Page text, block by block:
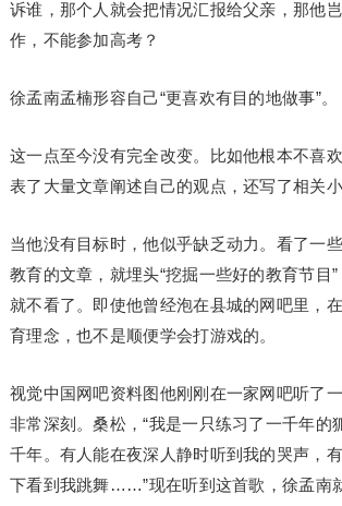
诉谁，那个人就会把情况汇报给父亲，那他
作，不能参加高考？
徐孟南孟楠形容自己“更喜欢有目的地做事”。
这一点至今没有完全改变。比如他根本不喜
表了大量文章阐述自己的观点，还写了相关
当他没有目标时，他似乎缺乏动力。看了一
教育的文章，就埋头“挖掘一些好的教育节目
就不看了。即使他曾经泡在县城的网吧里，
育理念，也不是顺便学会打游戏的。
视觉中国网吧资料图他刚刚在一家网吧听了
非常深刻。桑松，“我是一只练习了一千年的
千年。有人能在夜深人静时听到我的哭声，
下看到我跳舞……”现在听到这首歌，徐孟南